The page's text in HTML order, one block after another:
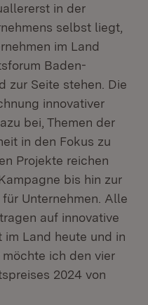
in der
selbst liegt,
im Land
Baden-
zur Seite stehen. Die
innovativer
bei, Themen der
in den Fokus zu
Projekte reichen
bis hin zur
Unternehmen. Alle
auf innovative
Land heute und in
ich den vier
2024 von